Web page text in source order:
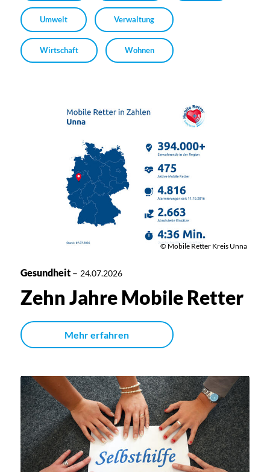
Umwelt Verwaltung
Wirtschaft Wohnen
© Mobile Retter Kreis Unna
Gesundheit– 24.07.2026
Zehn Jahre Mobile Retter
Mehr erfahren